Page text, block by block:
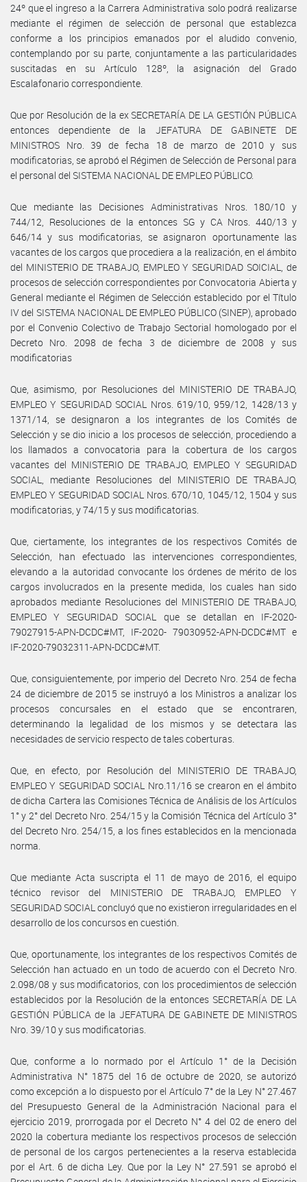
24º que el ingreso a la Carrera Administrativa solo podrá realizarse
mediante el régimen de selección de personal que establezca
conforme a los principios emanados por el aludido convenio,
contemplando por su parte, conjuntamente a las particularidades
suscitadas en su Artículo 128º, la asignación del Grado
Escalafonario correspondiente.
Que por Resolución de la ex SECRETARÍA DE LA GESTIÓN PÚBLICA
entonces dependiente de la JEFATURA DE GABINETE DE
MINISTROS Nro. 39 de fecha 18 de marzo de 2010 y sus
modificatorias, se aprobó el Régimen de Selección de Personal para
el personal del SISTEMA NACIONAL DE EMPLEO PÚBLICO.
Que mediante las Decisiones Administrativas Nros. 180/10 y
744/12, Resoluciones de la entonces SG y CA Nros. 440/13 y
646/14 y sus modificatorias, se asignaron oportunamente las
vacantes de los cargos que procediera a la realización, en el ámbito
del MINISTERIO DE TRABAJO, EMPLEO Y SEGURIDAD SOICIAL, de
procesos de selección correspondientes por Convocatoria Abierta y
General mediante el Régimen de Selección establecido por el Título
IV del SISTEMA NACIONAL DE EMPLEO PÚBLICO (SINEP), aprobado
por el Convenio Colectivo de Trabajo Sectorial homologado por el
Decreto Nro. 2098 de fecha 3 de diciembre de 2008 y sus
modificatorias
Que, asimismo, por Resoluciones del MINISTERIO DE TRABAJO,
EMPLEO Y SEGURIDAD SOCIAL Nros. 619/10, 959/12, 1428/13 y
1371/14, se designaron a los integrantes de los Comités de
Selección y se dio inicio a los procesos de selección, procediendo a
los llamados a convocatoria para la cobertura de los cargos
vacantes del MINISTERIO DE TRABAJO, EMPLEO Y SEGURIDAD
SOCIAL, mediante Resoluciones del MINISTERIO DE TRABAJO,
EMPLEO Y SEGURIDAD SOCIAL Nros. 670/10, 1045/12, 1504 y sus
modificatorias, y 74/15 y sus modificatorias.
Que, ciertamente, los integrantes de los respectivos Comités de
Selección, han efectuado las intervenciones correspondientes,
elevando a la autoridad convocante los órdenes de mérito de los
cargos involucrados en la presente medida, los cuales han sido
aprobados mediante Resoluciones del MINISTERIO DE TRABAJO,
EMPLEO Y SEGURIDAD SOCIAL que se detallan en IF-2020-
79027915-APN-DCDC#MT, IF-2020- 79030952-APN-DCDC#MT e
IF-2020-79032311-APN-DCDC#MT.
Que, consiguientemente, por imperio del Decreto Nro. 254 de fecha
24 de diciembre de 2015 se instruyó a los Ministros a analizar los
procesos concursales en el estado que se encontraren,
determinando la legalidad de los mismos y se detectara las
necesidades de servicio respecto de tales coberturas.
Que, en efecto, por Resolución del MINISTERIO DE TRABAJO,
EMPLEO Y SEGURIDAD SOCIAL Nro.11/16 se crearon en el ámbito
de dicha Cartera las Comisiones Técnica de Análisis de los Artículos
1° y 2° del Decreto Nro. 254/15 y la Comisión Técnica del Artículo 3°
del Decreto Nro. 254/15, a los fines establecidos en la mencionada
norma.
Que mediante Acta suscripta el 11 de mayo de 2016, el equipo
técnico revisor del MINISTERIO DE TRABAJO, EMPLEO Y
SEGURIDAD SOCIAL concluyó que no existieron irregularidades en el
desarrollo de los concursos en cuestión.
Que, oportunamente, los integrantes de los respectivos Comités de
Selección han actuado en un todo de acuerdo con el Decreto Nro.
2.098/08 y sus modificatorios, con los procedimientos de selección
establecidos por la Resolución de la entonces SECRETARÍA DE LA
GESTIÓN PÚBLICA de la JEFATURA DE GABINETE DE MINISTROS
Nro. 39/10 y sus modificatorias.
Que, conforme a lo normado por el Artículo 1° de la Decisión
Administrativa N° 1875 del 16 de octubre de 2020, se autorizó
como excepción a lo dispuesto por el Artículo 7° de la Ley N° 27.467
del Presupuesto General de la Administración Nacional para el
ejercicio 2019, prorrogada por el Decreto N° 4 del 02 de enero del
2020 la cobertura mediante los respectivos procesos de selección
de personal de los cargos pertenecientes a la reserva establecida
por el Art. 6 de dicha Ley. Que por la Ley N° 27.591 se aprobó el